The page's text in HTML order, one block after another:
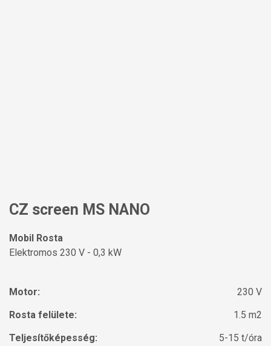
CZ screen MS NANO
Mobil Rosta
Elektromos 230 V - 0,3 kW
Motor:
230 V
Rosta felülete:
1.5 m2
Teljesítőképesség:
5-15 t/óra